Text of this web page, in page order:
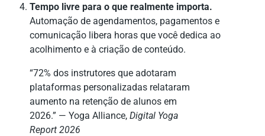
Tempo livre para o que realmente importa.
Automação de agendamentos, pagamentos e
comunicação libera horas que você dedica ao
acolhimento e à criação de conteúdo.
“72% dos instrutores que adotaram
plataformas personalizadas relataram
aumento na retenção de alunos em
2026.” — Yoga Alliance, Digital Yoga
Report 2026